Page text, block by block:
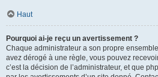
Haut
Pourquoi ai-je reçu un avertissement ?
Chaque administrateur a son propre
avez dérogé à une règle, vous pouvez
c’est la décision de l’administrateur, et que